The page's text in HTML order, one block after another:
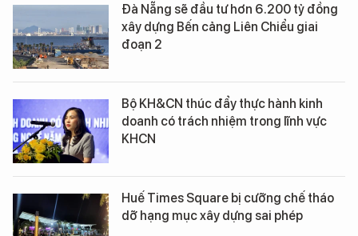
Đà Nẵng sẽ đầu tư hơn 6.200 tỷ đồng
xây dựng Bến cảng Liên Chiểu giai
đoạn 2
Bộ KH&CN thúc đẩy thực hành kinh
doanh có trách nhiệm trong lĩnh vực
KHCN
Huế Times Square bị cưỡng chế tháo
dỡ hạng mục xây dựng sai phép